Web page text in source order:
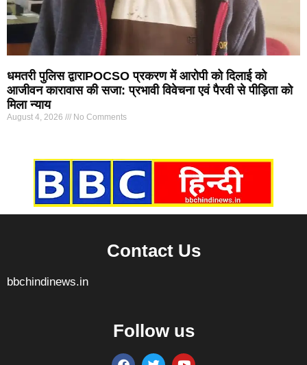
धमतरी पुलिस द्वाराPOCSO प्रकरण में आरोपी को दिलाई को
आजीवन कारावास की सजा: प्रभावी विवेचना एवं पैरवी से पीड़िता को
मिला न्याय
August 4, 2026 No Comments
Contact Us
bbchindinews.in
Follow us